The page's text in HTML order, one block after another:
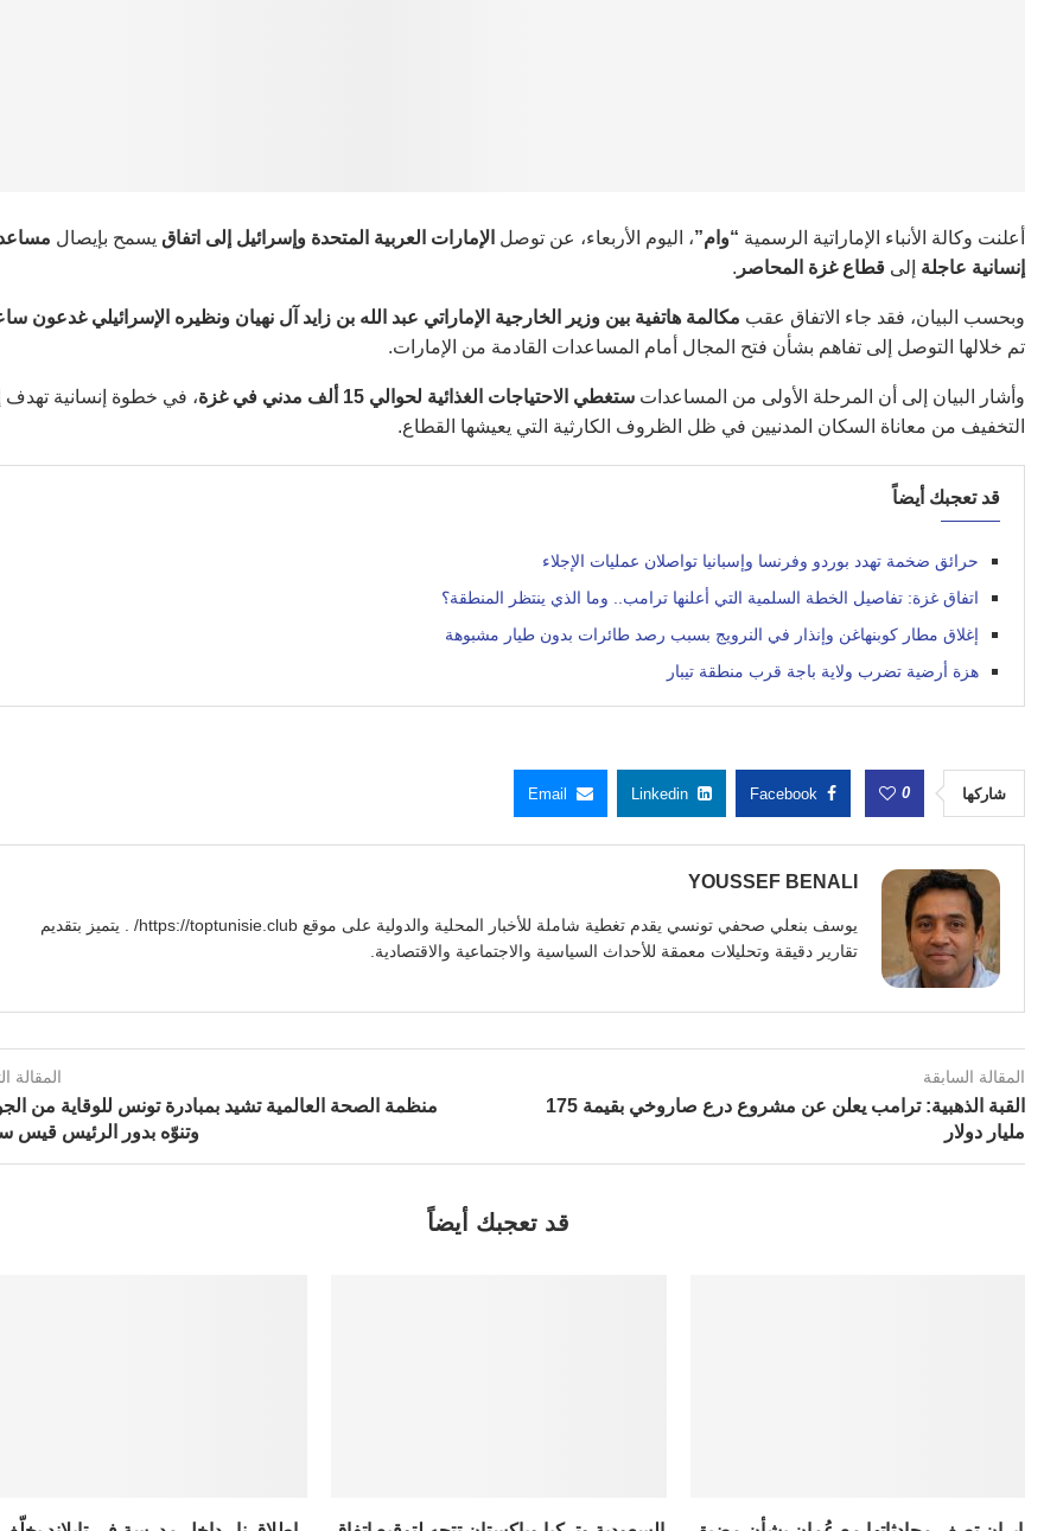
أعلنت وكالة الأنباء الإماراتية الرسمية “وام”، اليوم الأربعاء، عن توصل الإمارات العربية المتحدة وإسرائيل إلى اتفاق يسمح بإيصال
إنسانية عاجلة إلى قطاع غزة المحاصر .
وبحسب البيان، فقد جاء الاتفاق عقب مكالمة هاتفية بين وزير الخارجية الإماراتي عبد الله بن زايد آل نهيان ونظيره الإسرائيلي غدعون
تم خلالها التوصل إلى تفاهم بشأن فتح المجال أمام المساعدات القادمة من الإمارات.
وأشار البيان إلى أن المرحلة الأولى من المساعدات ستغطي الاحتياجات الغذائية لحوالي 15 ألف مدني في غزة
، في خطوة إنسانية تهدف
التخفيف من معاناة السكان المدنيين في ظل الظروف الكارثية التي يعيشها القطاع.
قد تعجبك أيضاً
حرائق ضخمة تهدد بوردو وفرنسا وإسبانيا تواصلان عمليات الإجلاء
اتفاق غزة: تفاصيل الخطة السلمية التي أعلنها ترامب.. وما الذي ينتظر المنطقة؟
إغلاق مطار كوبنهاغن وإنذار في النرويج بسبب رصد طائرات بدون طيار مشبوهة
هزة أرضية تضرب ولاية باجة قرب منطقة تيبار
شاركها 0
Facebook
Linkedin
Email
YOUSSEF BENALI
يوسف بنعلي صحفي تونسي يقدم تغطية شاملة للأخبار المحلية والدولية على موقع https://toptunisie.club/ . يتميز بتقديم
تقارير دقيقة وتحليلات معمقة للأحداث السياسية والاجتماعية والاقتصادية.
المقالة السابقة
القبة الذهبية: ترامب يعلن عن مشروع درع صاروخي بقيمة 175
مليار دولار
المقالة
منظمة الصحة العالمية تشيد بمبادرة تونس للوقاية من
وتنوّه بدور الرئيس قيس
قد تعجبك أيضاً